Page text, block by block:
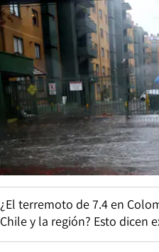
¿El terremoto de 7.4 en
Chile y la región? Esto dicen